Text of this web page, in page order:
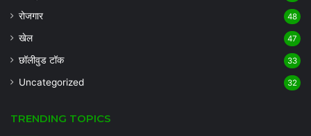
रोजगार 48
खेल 47
छॉलीवुड टॉक 33
Uncategorized 32
TRENDING TOPICS